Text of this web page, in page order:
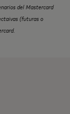
del Mastercard
(futuras o